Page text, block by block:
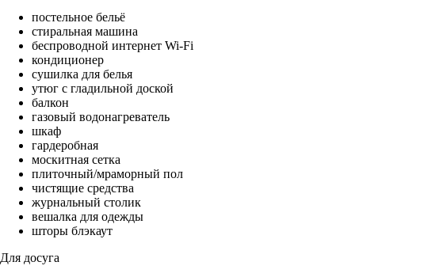
постельное бельё
стиральная машина
беспроводной интернет Wi-Fi
кондиционер
сушилка для белья
утюг с гладильной доской
балкон
газовый водонагреватель
шкаф
гардеробная
москитная сетка
плиточный/мраморный пол
чистящие средства
журнальный столик
вешалка для одежды
шторы блэкаут
Для досуга